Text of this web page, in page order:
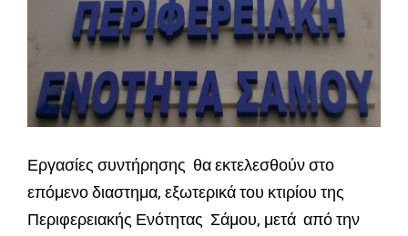
Εργασίες συντήρησης θα εκτελεσθούν στο
επόμενο διαστημα, εξωτερικά του κτιρίου της
Περιφερειακής Ενότητας Σάµου, μετά από την